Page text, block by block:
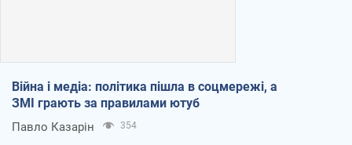
Війна і медіа: політика пішла в соцмережі, а
ЗМІ грають за правилами ютуб
Павло Казарін 354